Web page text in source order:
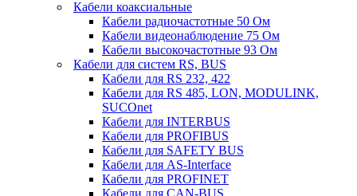
Кабели коаксиальные
Кабели радиочастотные 50 Ом
Кабели видеонаблюдение 75 Ом
Кабели высокочастотные 93 Ом
Кабели для систем RS, BUS
Кабели для RS 232, 422
Кабели для RS 485, LON, MODULINK,
SUCOnet
Кабели для INTERBUS
Кабели для PROFIBUS
Кабели для SAFETY BUS
Кабели для AS-Interface
Кабели для PROFINET
Кабели для CAN-BUS